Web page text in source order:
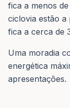
fica a menos
ciclovia estão a
fica a cerca de
Uma moradia
energética
apresentações.